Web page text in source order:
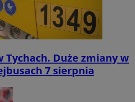
Tychach. Duże zmiany w
7 sierpnia